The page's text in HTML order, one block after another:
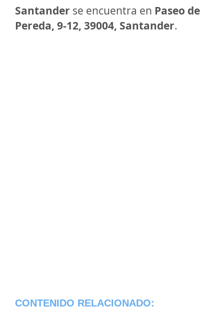
Santander se encuentra en Paseo de
Pereda, 9-12, 39004, Santander.
CONTENIDO RELACIONADO: